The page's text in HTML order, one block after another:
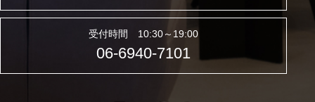
受付時間 10:30～19:00
06-6940-7101